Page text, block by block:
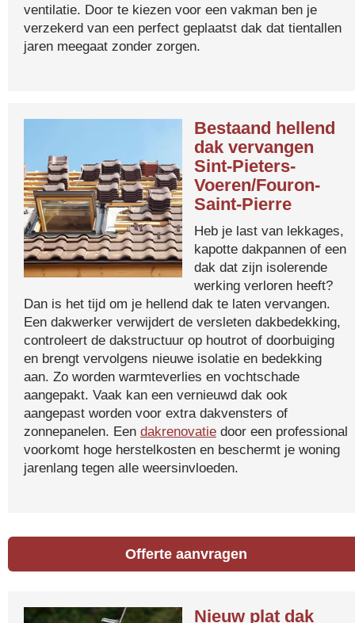
ventilatie. Door te kiezen voor een vakman ben je
verzekerd van een perfect geplaatst dak dat tientallen
jaren meegaat zonder zorgen.
Bestaand hellend
dak vervangen
Sint-Pieters-
Voeren/Fouron-
Saint-Pierre
Heb je last van lekkages,
kapotte dakpannen of een
dak dat zijn isolerende
werking verloren heeft?
Dan is het tijd om je hellend dak te laten vervangen.
Een dakwerker verwijdert de versleten dakbedekking,
controleert de dakstructuur op houtrot of doorbuiging
en brengt vervolgens nieuwe isolatie en bedekking
aan. Zo worden warmteverlies en vochtschade
aangepakt. Vaak kan een vernieuwd dak ook
aangepast worden voor extra dakvensters of
zonnepanelen. Een dakrenovatie door een professional
voorkomt hoge herstelkosten en beschermt je woning
jarenlang tegen alle weersinvloeden.
Offerte aanvragen
Nieuw plat dak